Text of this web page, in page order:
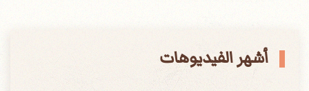
أشهر الفيديوهات